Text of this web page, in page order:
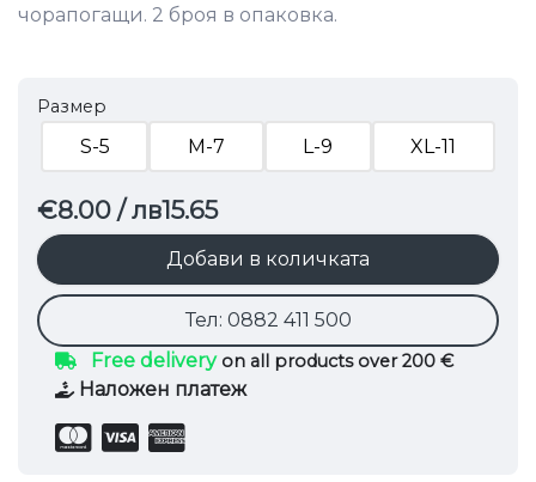
чорапогащи. 2 броя в опаковка.
Размер
S-5 M-7 L-9 XL-11
€8.00 / лв15.65
Добави в количката
Тел: 0882 411 500
Free delivery on all products over 200 €
Наложен платеж